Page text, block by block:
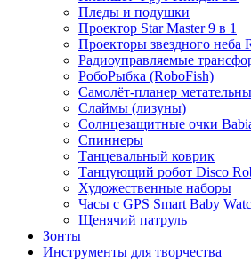
Пледы и подушки
Проектор Star Master 9 в 1
Проекторы звездного неба
Радиоуправляемые
РобоРыбка (RoboFish)
Самолёт-планер
Слаймы (лизуны)
Солнцезащитные очки
Спиннеры
Танцевальный коврик
Танцующий робот Disco
Художественные наборы
Часы с GPS Smart Baby
Щенячий патруль
Зонты
Инструменты для творчества